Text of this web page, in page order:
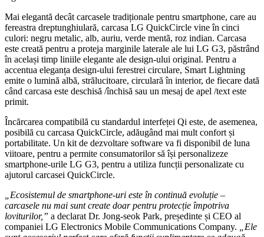
Mai elegantă decât carcasele tradiționale pentru smartphone, care au
fereastra dreptunghiulară, carcasa LG QuickCircle vine în cinci
culori: negru metalic, alb, auriu, verde mentă, roz indian. Carcasa
este creată pentru a proteja marginile laterale ale lui LG G3, păstrând
în același timp liniile elegante ale design-ului original. Pentru a
accentua eleganța design-ului ferestrei circulare, Smart Lightning
emite o lumină albă, strălucitoare, circulară în interior, de fiecare dată
când carcasa este deschisă /închisă sau un mesaj de apel /text este
primit.
Încărcarea compatibilă cu standardul interfeței Qi este, de asemenea,
posibilă cu carcasa QuickCircle, adăugând mai mult confort și
portabilitate. Un kit de dezvoltare software va fi disponibil de luna
viitoare, pentru a permite consumatorilor să își personalizeze
smartphone-urile LG G3, pentru a utiliza funcții personalizate cu
ajutorul carcasei QuickCircle.
„Ecosistemul de smartphone-uri este în continuă evoluție –
carcasele nu mai sunt create doar pentru protecție împotriva
loviturilor,” a declarat Dr. Jong-seok Park, președinte și CEO al
companiei LG Electronics Mobile Communications Company.
„Ele